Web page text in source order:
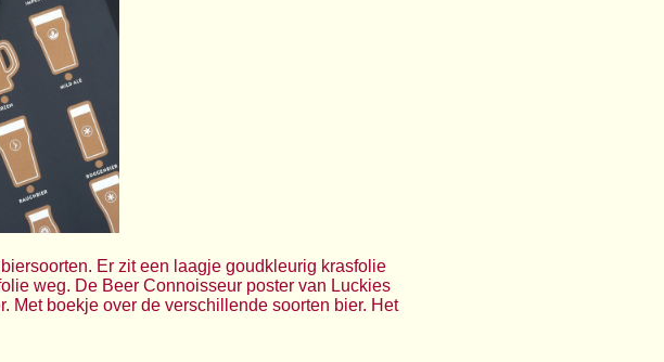
Er zit een laagje goudkleurig krasfolie
weg. De Beer Connoisseur poster van Luckies
Met boekje over de verschillende soorten bier. Het